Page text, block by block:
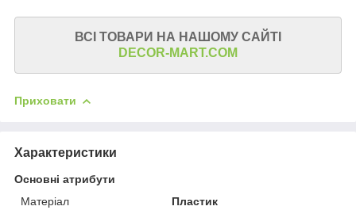
ВСІ ТОВАРИ НА НАШОМУ САЙТІ
DECOR-MART.COM
Приховати
Характеристики
Основні атрибути
Матеріал
Пластик